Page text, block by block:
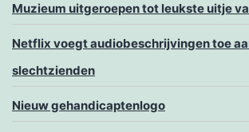
Muzieum uitgeroepen tot leukste uitje
Netflix voegt audiobeschrijvingen toe
slechtzienden
Nieuw gehandicaptenlogo